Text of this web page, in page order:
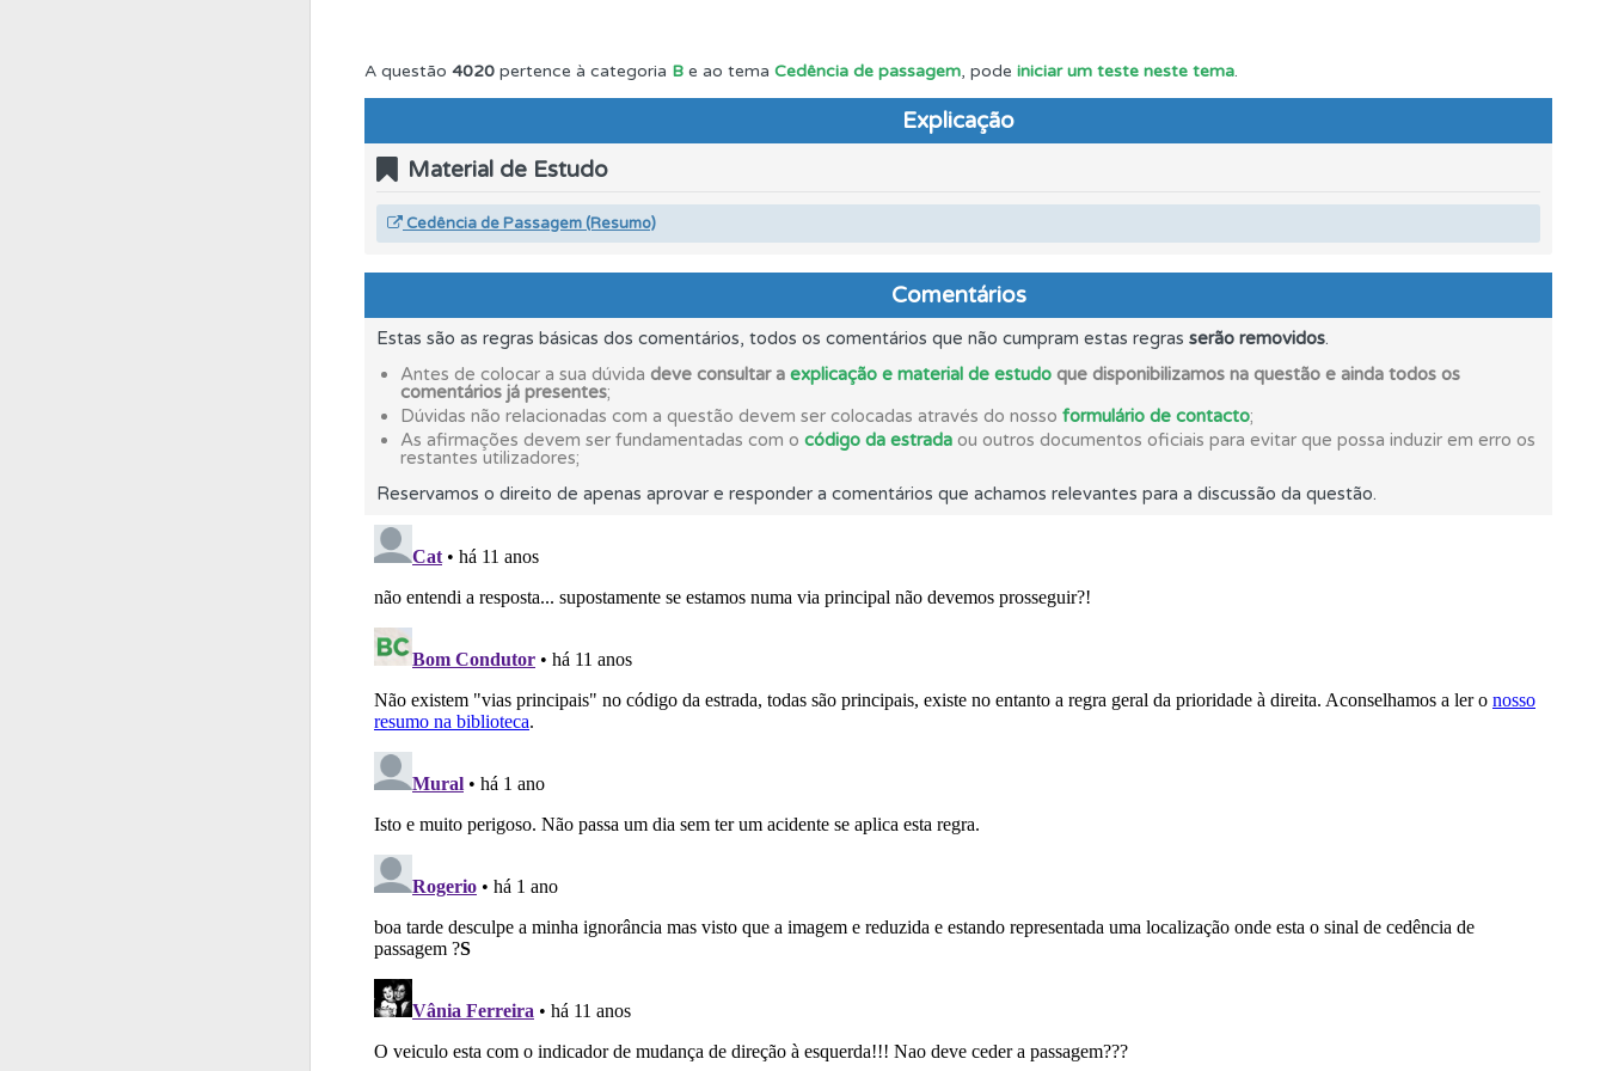
Ajuda Use os atalhos de teclado para responder aos testes mais rapidamente.
Veja os temas onde tem mais dificuldades no seu perfil.
Conta Crie uma conta para não perder as suas estatísticas.
Questões Consulte aqui todas as questões que usamos na plataforma.
Perfil
Testemunhos Veja os testemunhos dos nossos utilizadores e deixe o seu!
Conta
A questão 4020 pertence à categoria B e ao tema Cedência de passagem, pode iniciar um teste neste tema.
Explicação
Material de Estudo
Cedência de Passagem (Resumo)
Comentários
Estas são as regras básicas dos comentários, todos os comentários que não cumpram estas regras serão removidos.
Antes de colocar a sua dúvida deve consultar a explicação e material de estudo que disponibilizamos na questão e ainda todos os
comentários já presentes;
Dúvidas não relacionadas com a questão devem ser colocadas através do nosso formulário de contacto;
As afirmações devem ser fundamentadas com o código da estrada ou outros documentos oficiais para evitar que possa induzir em erro os
restantes utilizadores;
Reservamos o direito de apenas aprovar e responder a comentários que achamos relevantes para a discussão da questão.